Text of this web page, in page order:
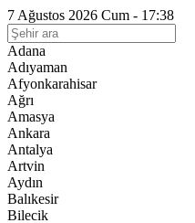
7 Ağustos 2026 Cum - 17:38
Adana
Adıyaman
Afyonkarahisar
Ağrı
Amasya
Ankara
Antalya
Artvin
Aydın
Balıkesir
Bilecik